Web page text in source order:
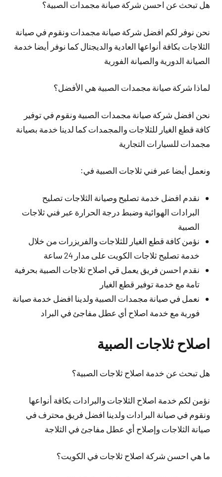
هل تبحث عن احسن شركة صيانة مجمدات الصبية؟
نحن نوفر لكم افضل شركة صيانة مجمدات ونقوم في صيانة
الثلاجات بكافة أنواعها العادية والديجتال كما نوفر أيضا خدمة
الصيانة الدورية والصيانة الفورية
لماذا شركة صيانة مجمدات الصبية هي الأفضل؟
نحن افضل شركة صيانة مجمدات الصبية ونقوم في توفير
كافة قطع الغيار للثلاجات والمجمدات كما لدينا خدمة بصيانة
مجمدات للسيارات التجارية
ونعمل أيضا عبر فني ثلاجات الصبية في:
نقدم افضل خدمة تصليح وصيانة الثلاجات تصليح
البرادات الهوائية وضبط درجة الحرارة عبر فني ثلاجات
الصبية
نؤمن كافة قطع الغيار للثلاجات والفريزرات من خلال
خدمة تصليح ثلاجات الكويت على مدار 24 ساعة
نقدم احسن فريق يعمل قي اصلاح ثلاجات الصبية بحرفية
تامة مع خدمة توفير قطع الغيار
نعمل في صيانة مجمدات الصبية ولدينا افضل خدمة صيانة
فورية مع خدمة اصلاح أي عطل مفاجئ في البراد
اصلاح ثلاجات الصبية
هل تبحث عن خدمة اصلاح ثلاجات الصبية؟
نؤمن لكم خدمة اصلاح الثلاجات والبرادات بكافة أنواعها
ونقوم في صيانة البرادات ولدينا افضل فريق محترف في
صيانة الثلاجات وإصلاح أي عطل مفاجئ في الثلاجة
ما هي احسن شركة اصلاح ثلاجات في الكويت؟